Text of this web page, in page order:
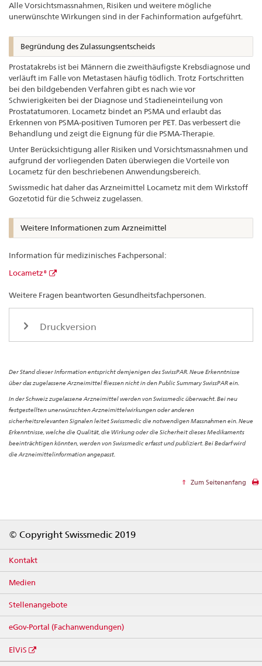
Alle Vorsichtsmassnahmen, Risiken und weitere mögliche
unerwünschte Wirkungen sind in der Fachinformation aufgeführt.
Begründung des Zulassungsentscheids
Prostatakrebs ist bei Männern die zweithäufigste Krebsdiagnose und
verläuft im Falle von Metastasen häufig tödlich. Trotz Fortschritten
bei den bildgebenden Verfahren gibt es nach wie vor
Schwierigkeiten bei der Diagnose und Stadieneinteilung von
Prostatatumoren. Locametz bindet an PSMA und erlaubt das
Erkennen von PSMA-positiven Tumoren per PET. Das verbessert die
Behandlung und zeigt die Eignung für die PSMA-Therapie.
Unter Berücksichtigung aller Risiken und Vorsichtsmassnahmen und
aufgrund der vorliegenden Daten überwiegen die Vorteile von
Locametz für den beschriebenen Anwendungsbereich.
Swissmedic hat daher das Arzneimittel Locametz mit dem Wirkstoff
Gozetotid für die Schweiz zugelassen.
Weitere Informationen zum Arzneimittel
Information für medizinisches Fachpersonal:
Locametz®
Weitere Fragen beantworten Gesundheitsfachpersonen.
Druckversion
Der Stand dieser Information entspricht demjenigen des SwissPAR. Neue Erkenntnisse
über das zugelassene Arzneimittel fliessen nicht in den Public Summary SwissPAR ein.
In der Schweiz zugelassene Arzneimittel werden von Swissmedic überwacht. Bei neu
festgestellten unerwünschten Arzneimittelwirkungen oder anderen
sicherheitsrelevanten Signalen leitet Swissmedic die notwendigen Massnahmen ein. Neue
Erkenntnisse, welche die Qualität, die Wirkung oder die Sicherheit dieses Medikaments
beeinträchtigen könnten, werden von Swissmedic erfasst und publiziert. Bei Bedarf wird
die Arzneimittelinformation angepasst.
Zum Seitenanfang
© Copyright Swissmedic 2019
Kontakt
Medien
Stellenangebote
eGov-Portal (Fachanwendungen)
ElViS